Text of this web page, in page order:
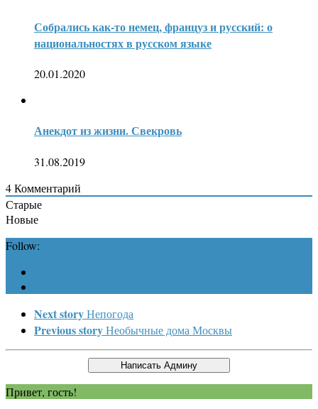
Собрались как-то немец, француз и русский: о
национальностях в русском языке
20.01.2020
Анекдот из жизни. Свекровь
31.08.2019
4Комментарий
Старые
Новые
Follow:
Next storyНепогода
Previous storyНеобычные дома Москвы
Привет, гость!